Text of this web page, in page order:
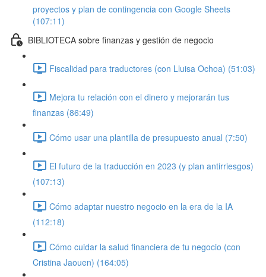
proyectos y plan de contingencia con Google Sheets
(107:11)
BIBLIOTECA sobre finanzas y gestión de negocio
Fiscalidad para traductores (con Lluisa Ochoa) (51:03)
Mejora tu relación con el dinero y mejorarán tus
finanzas (86:49)
Cómo usar una plantilla de presupuesto anual (7:50)
El futuro de la traducción en 2023 (y plan antirriesgos)
(107:13)
Cómo adaptar nuestro negocio en la era de la IA
(112:18)
Cómo cuidar la salud financiera de tu negocio (con
Cristina Jaouen) (164:05)